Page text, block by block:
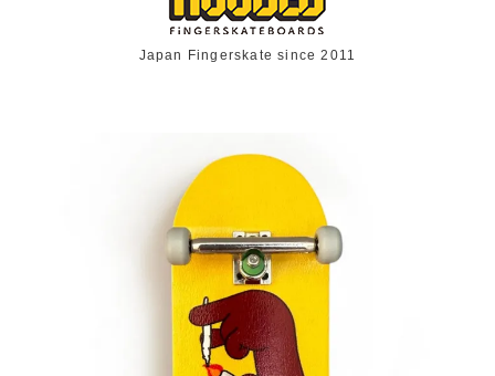
Japan Fingerskate since 2011